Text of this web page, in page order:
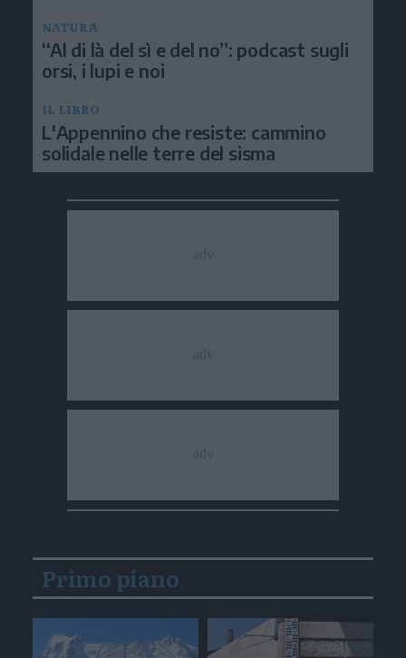
NATURA
“Al di là del sì e del no”: podcast sugli
orsi, i lupi e noi
IL LIBRO
L'Appennino che resiste: cammino
solidale nelle terre del sisma
Primo piano